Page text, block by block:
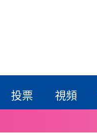
投票 視頻